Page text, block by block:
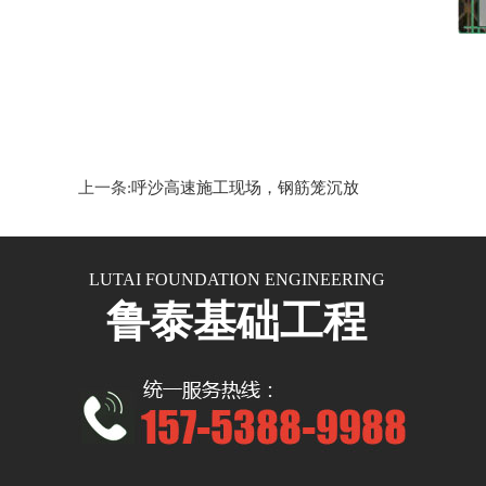
上一条:呼沙高速施工现场，钢筋笼沉放
LUTAI FOUNDATION ENGINEERING
鲁泰基础工程